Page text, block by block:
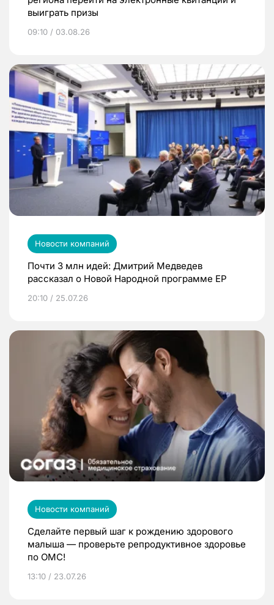
выиграть призы
09:10 / 03.08.26
Новости компаний
Почти 3 млн идей: Дмитрий Медведев
рассказал о Новой Народной программе ЕР
20:10 / 25.07.26
Новости компаний
Сделайте первый шаг к рождению здорового
малыша — проверьте репродуктивное здоровье
по ОМС!
13:10 / 23.07.26